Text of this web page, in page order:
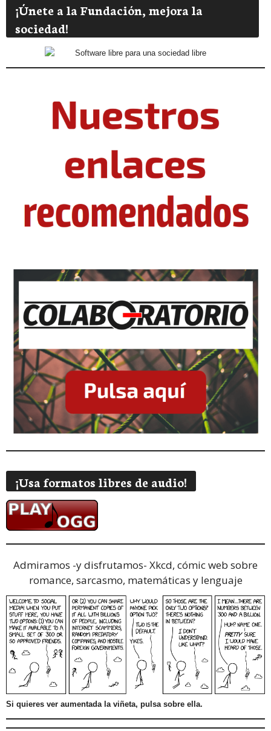
¡Únete a la Fundación, mejora la
sociedad!
¡Usa formatos libres de audio!
Admiramos -y disfrutamos- Xkcd, cómic web sobre
romance, sarcasmo, matemáticas y lenguaje
Si quieres ver aumentada la viñeta, pulsa sobre ella.